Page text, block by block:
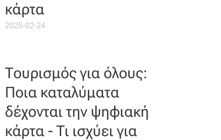
κάρτα
2025-02-24
Τουρισμός για όλους:
Ποια καταλύματα
δέχονται την ψηφιακή
κάρτα - Τι ισχύει για